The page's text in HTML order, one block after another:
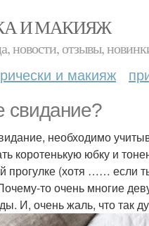
И МАКИЯЖ
отзывы,
и макияж
свидание?
необходимо
коротенькую юбку и
прогулке (хотя …… если
то очень многие
И, очень жаль, что так